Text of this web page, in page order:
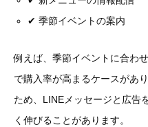
✔ 季節イベントの案内
例えば、季節イベントに合わ
で購入率が高まるケースがあ
ため、LINEメッセージと広告
く伸びることがあります。